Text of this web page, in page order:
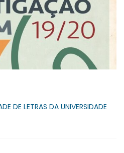
DE LETRAS DA UNIVERSIDADE